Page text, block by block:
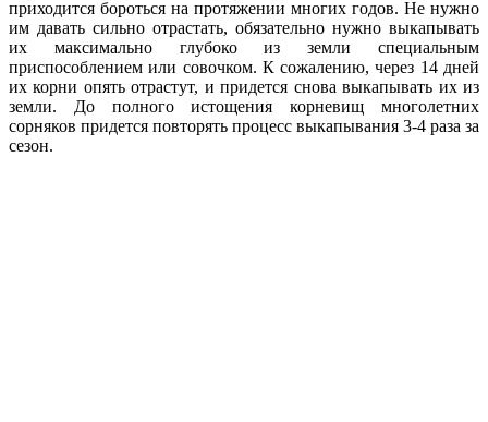
приходится бороться на протяжении многих годов. Не нужно
им давать сильно отрастать, обязательно нужно выкапывать
их максимально глубоко из земли специальным
приспособлением или совочком. К сожалению, через 14 дней
их корни опять отрастут, и придется снова выкапывать их из
земли. До полного истощения корневищ многолетних
сорняков придется повторять процесс выкапывания 3-4 раза за
сезон.